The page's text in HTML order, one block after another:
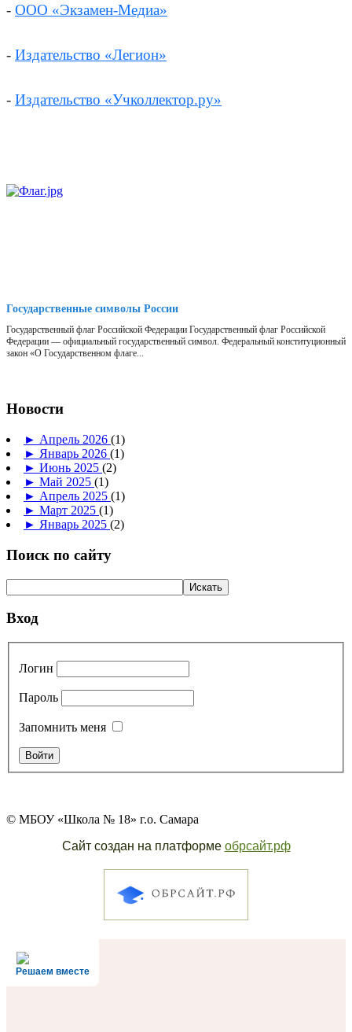
- ООО «Экзамен-Медиа»
- Издательство «Легион»
- Издательство «Учколлектор.ру»
Государственные символы России
Государственный флаг Российской Федерации Государственный флаг Российской
Федерации — официальный государственный символ. Федеральный конституционный
закон «О Государственном флаге...
Новости
► Апрель 2026 (1)
► Январь 2026 (1)
► Июнь 2025 (2)
► Май 2025 (1)
► Апрель 2025 (1)
► Март 2025 (1)
► Январь 2025 (2)
Поиск по сайту
Вход
Логин
Пароль
Запомнить меня
© МБОУ «Школа № 18» г.о. Самара
Сайт создан на платформе обрсайт.рф
Решаем вместе